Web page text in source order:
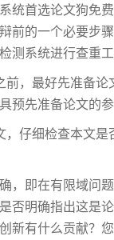
统首选论文狗免费
前的一个必要步
测系统进行查重
前，最好先准备
预先准备论文的参
，仔细检查本文是
，即在有限域问
否明确指出这是论
新有什么贡献？